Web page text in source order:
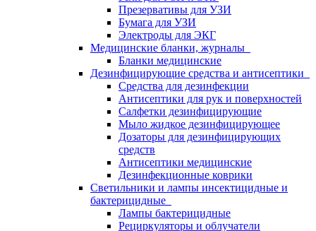
Презервативы для УЗИ
Бумага для УЗИ
Электроды для ЭКГ
Медицинские бланки, журналы
Бланки медицинские
Дезинфицирующие средства и антисептики
Средства для дезинфекции
Антисептики для рук и поверхностей
Салфетки дезинфицирующие
Мыло жидкое дезинфицирующее
Дозаторы для дезинфицирующих
средств
Антисептики медицинские
Дезинфекционные коврики
Светильники и лампы инсектицидные и
бактерицидные
Лампы бактерицидные
Рециркуляторы и облучатели